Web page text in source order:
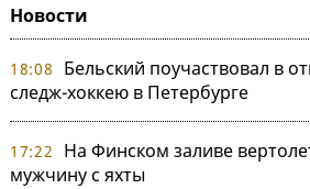
Новости
18:08
Бельский поучаствовал в
следж-хоккею в Петербурге
17:22
На Финском заливе
мужчину с яхты